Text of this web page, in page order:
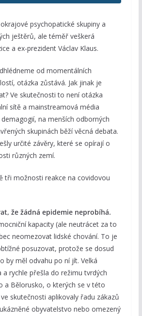
psychopatické skupiny a
ještěrů, ale téměř veškerá
a ex-prezident Václav Klaus.
od momentálních
otázka zůstává. Jak jinak je
Ve skutečnosti to není otázka
sítě a mainstreamová média
na menších odborných
skupinách běží věcná debata.
určité závěry, které se opírají o
různých zemí.
tři možnosti reakce na covidovou
že žádná epidemie neprobíhá.
kapacity (ale neutrácet za to
neomezovat lidské chování. To je
posuzovat, protože se dosud
by měl odvahu po ní jít. Velká
a rychle přešla do režimu tvrdých
a Bělorusko, o kterých se v této
skutečnosti aplikovaly řadu zákazů
obyvatelstvo nebo omezený